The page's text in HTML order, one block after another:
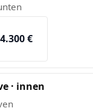
€
· innen